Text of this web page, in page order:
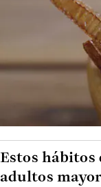
Estos hábitos
adultos